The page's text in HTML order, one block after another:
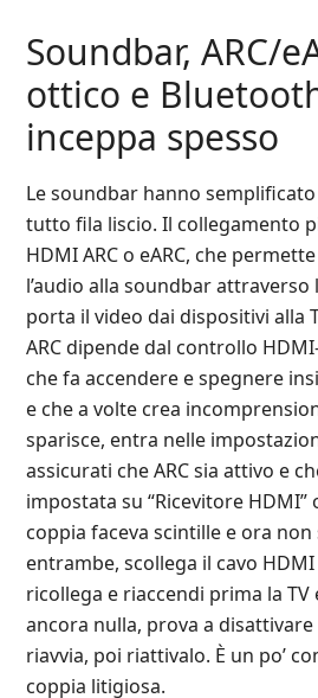
Soundbar, ARC/
ottico e
inceppa spesso
Le soundbar hanno
tutto fila liscio. Il collegamento
HDMI ARC o eARC, che
l’audio alla soundbar attraverso
porta il video dai dispositivi alla
ARC dipende dal controllo
che fa accendere e spegnere
e che a volte crea
sparisce, entra nelle
assicurati che ARC sia attivo e
impostata su “Ricevitore HDMI”
coppia faceva scintille e ora
entrambe, scollega il cavo
ricollega e riaccendi prima la TV
ancora nulla, prova a disattivare
riavvia, poi riattivalo. È un po’
coppia litigiosa.